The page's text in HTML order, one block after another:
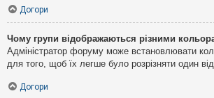
Догори
Чому групи відображаються різними
Адміністратор форуму може встановлювати
для того, щоб їх легше було розрізняти один
Догори